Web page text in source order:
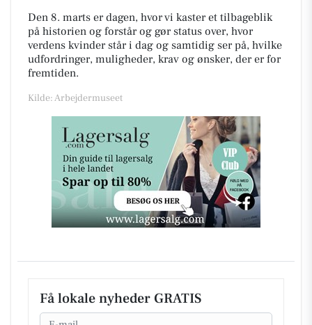
Den 8. marts er dagen, hvor vi kaster et tilbageblik
på historien og forstår og gør status over, hvor
verdens kvinder står i dag og samtidig ser på, hvilke
udfordringer, muligheder, krav og ønsker, der er for
fremtiden.
Kilde: Arbejdermuseet
Få lokale nyheder GRATIS
Email